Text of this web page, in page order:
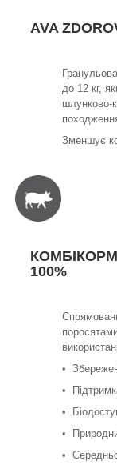
AVA
до 12 кг,
шлунково-
Зменшує
КОМБІКОРМ
100%
•
•
•
•
•